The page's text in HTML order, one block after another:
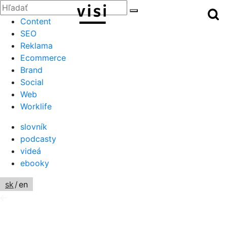
Zatvoriť
Hľadať:
Menu
Content
SEO
Reklama
Ecommerce
Brand
Social
Web
Worklife
slovník
podcasty
videá
ebooky
sk/en